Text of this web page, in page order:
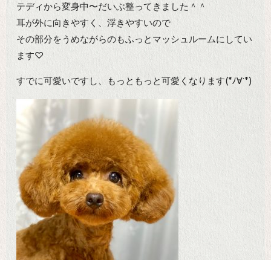
テディから変身中〜だいぶ整ってきました＾＾
耳が外に向きやすく、浮きやすいので
その部分をうめながらのもふっとマッシュルームにしてい
ます♡
すでに可愛いですし、もっともっと可愛くなります(*ﾉ∀`*)